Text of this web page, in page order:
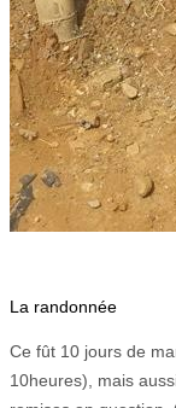
La randonnée
Ce fût 10 jours de
10heures), mais